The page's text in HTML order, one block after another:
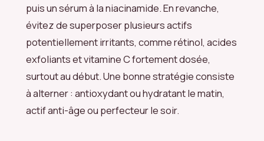
puis un sérum à la niacinamide. En revanche,
évitez de superposer plusieurs actifs
potentiellement irritants, comme rétinol, acides
exfoliants et vitamine C fortement dosée,
surtout au début. Une bonne stratégie consiste
à alterner : antioxydant ou hydratant le matin,
actif anti-âge ou perfecteur le soir.